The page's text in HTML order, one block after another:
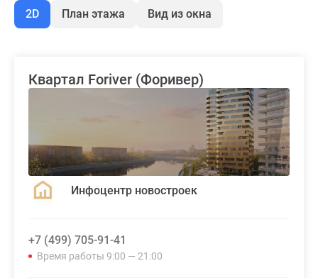
2D План этажа Вид из окна
Квартал Foriver (Форивер)
Инфоцентр новостроек
+7 (499) 705-91-41
Время работы 9:00 — 21:00